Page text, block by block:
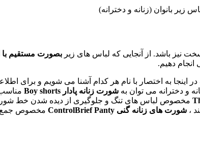
بانوان (زنانه و دخترانه)
نیز باشد. از آنجایی که لباس های زیر بصورت مستقیم با
انجام دهیم.
اینجا به اختصار با نام هر کدام آشنا می شویم و برای
و دخترانه می توان به شورت زنانه پادار Boy shorts
مخصوص لباس های تنگ و جلوگیری از دیده شدن خط
، شورت های زنانه گنی ControlBrief Panty مخصوص جمع